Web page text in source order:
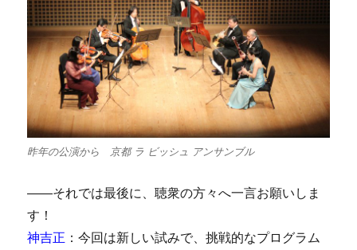
昨年の公演から 京都 ラ ビッシュ アンサンブル
――それでは最後に、聴衆の方々へ一言お願いしま
す！
神吉正 ：今回は新しい試みで、挑戦的なプログラム